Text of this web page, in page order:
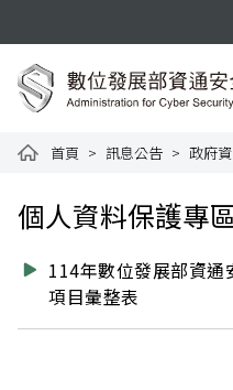
首頁 訊息公告 政府
個人資料保護專
114年數位發展部資通
項目彙整表